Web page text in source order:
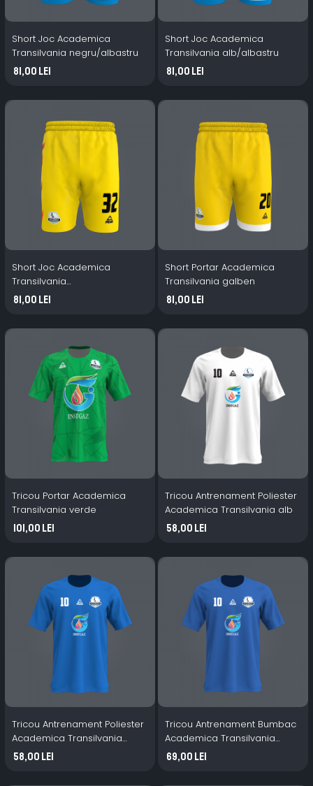
Short Joc Academica
Transilvania negru/albastru
81,00 Lei
Short Joc Academica
Transilvania alb/albastru
81,00 Lei
Short Joc Academica
Transilvania
galben/portocaliu
81,00 Lei
Short Portar Academica
Transilvania galben
81,00 Lei
Tricou Portar Academica
Transilvania verde
101,00 Lei
Tricou Antrenament Poliester
Academica Transilvania alb
58,00 Lei
Tricou Antrenament Poliester
Academica Transilvania
albastru
58,00 Lei
Tricou Antrenament Bumbac
Academica Transilvania
albastru
69,00 Lei